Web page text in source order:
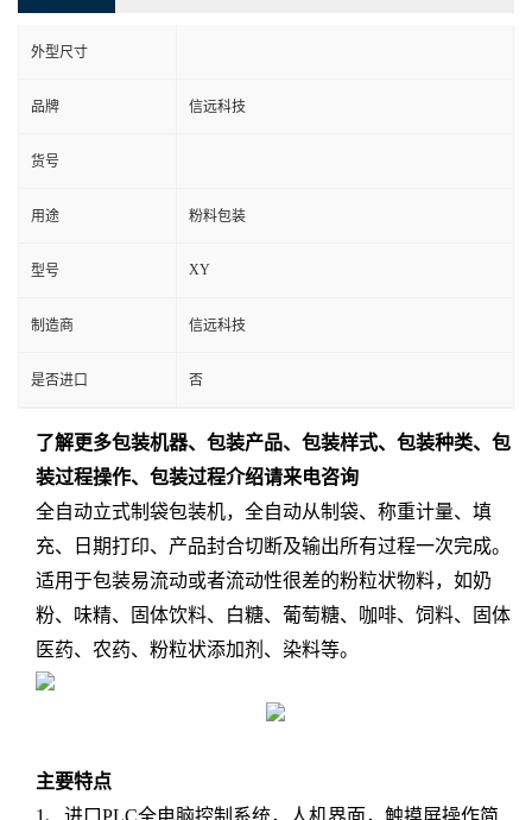
外型尺寸
品牌 信远科技
货号
用途 粉料包装
型号 XY
制造商 信远科技
是否进口 否
了解更多包装机器、包装产品、包装样式、包装种类、包
装过程操作、包装过程介绍请来电咨询
全自动立式制袋包装机，全自动从制袋、称重计量、填
充、日期打印、产品封合切断及输出所有过程一次完成。
适用于包装易流动或者流动性很差的粉粒状物料，如奶
粉、味精、固体饮料、白糖、葡萄糖、咖啡、饲料、固体
医药、农药、粉粒状添加剂、染料等。
主要特点
1、进口PLC全电脑控制系统，人机界面，触摸屏操作简